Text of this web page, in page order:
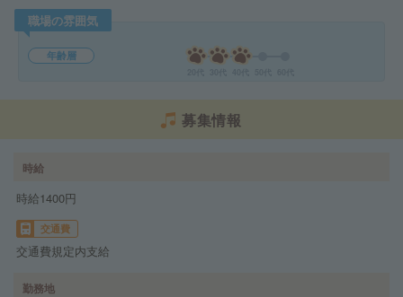
職場の雰囲気
年齢層
募集情報
時給
時給1400円
交通費
交通費規定内支給
勤務地